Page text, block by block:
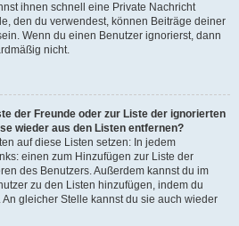
ihnen schnell eine Private Nachricht
den du verwendest, können Beiträge deiner
Wenn du einen Benutzer ignorierst, dann
nicht.
der Freunde oder zur Liste der ignorierten
wieder aus den Listen entfernen?
auf diese Listen setzen: In jedem
einen zum Hinzufügen zur Liste der
des Benutzers. Außerdem kannst du im
zu den Listen hinzufügen, indem du
gleicher Stelle kannst du sie auch wieder